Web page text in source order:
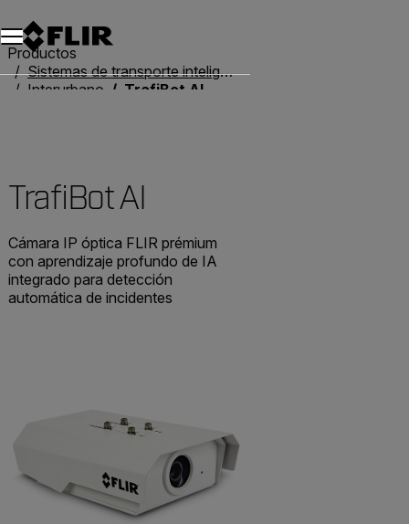
Productos
Sistemas de transporte inteligente
Interurbano
TrafiBot AI
TrafiBot AI
Cámara IP óptica FLIR prémium
con aprendizaje profundo de IA
integrado para detección
automática de incidentes